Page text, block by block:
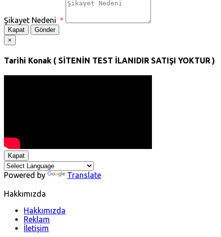
Şikayet Nedeni *
Kapat
Gönder
×
Tarihi Konak ( SİTENİN TEST İLANIDIR SATIŞI YOKTUR )
Kapat
Powered by Translate
Hakkımızda
Hakkımızda
Reklam
İletişim